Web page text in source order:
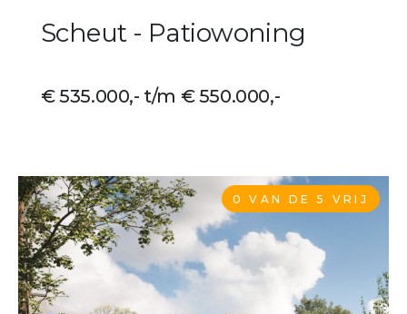
Scheut - Patiowoning
€ 535.000,- t/m € 550.000,-
0 VAN DE 5 VRIJ